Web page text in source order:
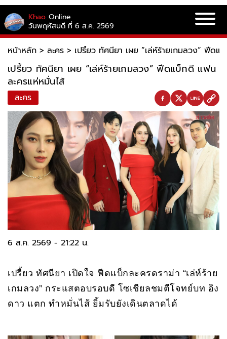
Khao Online
วันพฤหัสบดี ที่ 6 ส.ค. 2569
หน้าหลัก > ละคร > เปรี้ยว ทัศนียา เผย “เล่ห์ร้ายเกมลวง” ฟีดแ
เปรี้ยว ทัศนียา เผย “เล่ห์ร้ายเกมลวง” ฟีดแบ็กดี แฟน
ละครแห่หมั่นไส้
ละคร
6 ส.ค. 2569 - 21:22 น.
เปรี้ยว ทัศนียา เปิดใจ ฟีดแบ็กละครดราม่า “เล่ห์ร้าย
เกมลวง” กระแสตอบรอบดี โซเชียลชมตีโจทย์บท อิง
ดาว แตก ทำหมั่นไส้ ยิ้มรับยังเดินตลาดได้